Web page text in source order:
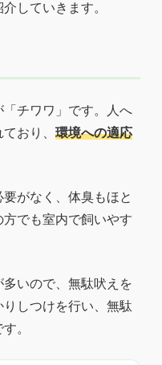
していきます。
チワワ」です。人へ
おり、 環境への適応
がなく、体臭もほと
でも室内で飼いやす
いので、無駄吠えを
しつけを行い、無駄
。